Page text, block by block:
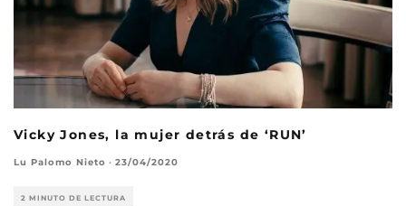
Vicky Jones, la mujer detrás de ‘RUN’
Lu Palomo Nieto · 23/04/2020
2 MINUTO DE LECTURA